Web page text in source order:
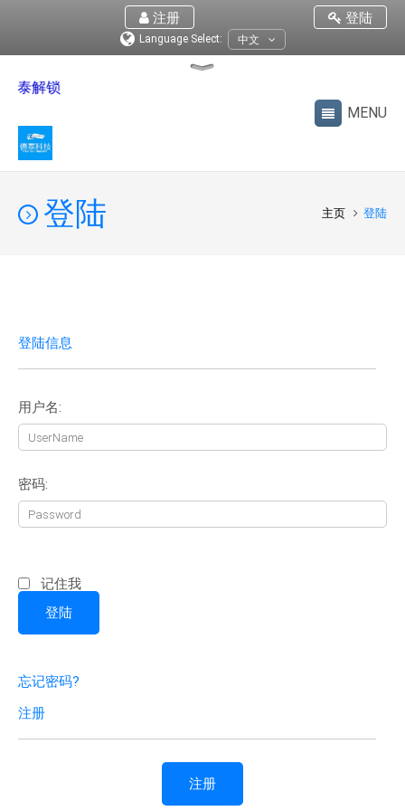
登陆
注册
Language Select: 中文
泰解锁
登陆 主页 登陆
登陆信息
用户名:
密码:
记住我
忘记密码?
注册
注册